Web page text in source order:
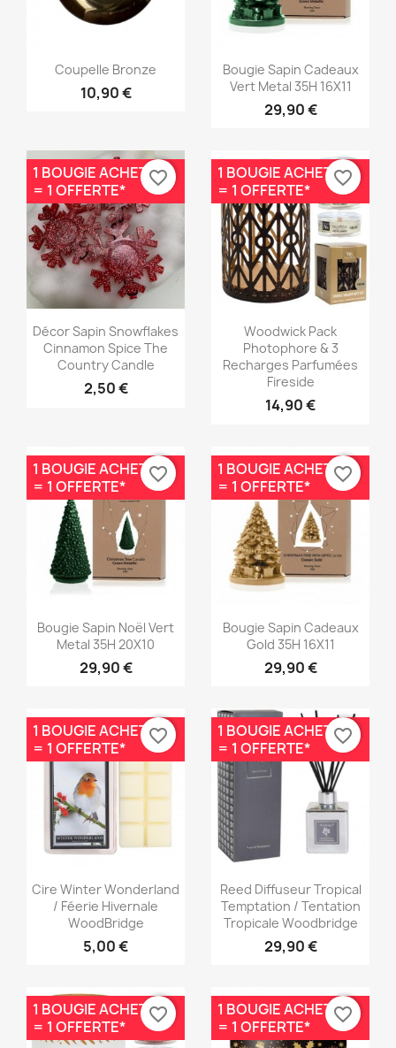
Aperçu rapide
Coupelle Bronze
10,90 €
Aperçu rapide
Bougie Sapin Cadeaux
Vert Metal 35H 16X11
29,90 €
Aperçu rapide
Décor Sapin Snowflakes
Cinnamon Spice The
Country Candle
2,50 €
1 BOUGIE ACHETÉE
= 1 OFFERTE*
favorite_border
Aperçu rapide
Woodwick Pack
Photophore & 3
Recharges Parfumées
Fireside
14,90 €
1 BOUGIE ACHETÉE
= 1 OFFERTE*
favorite_border
Aperçu rapide
Bougie Sapin Noël Vert
Metal 35H 20X10
29,90 €
1 BOUGIE ACHETÉE
= 1 OFFERTE*
favorite_border
Aperçu rapide
Bougie Sapin Cadeaux
Gold 35H 16X11
29,90 €
1 BOUGIE ACHETÉE
= 1 OFFERTE*
favorite_border
Aperçu rapide
Cire Winter Wonderland
/ Féerie Hivernale
WoodBridge
5,00 €
1 BOUGIE ACHETÉE
= 1 OFFERTE*
favorite_border
 Aperçu rapide
Reed Diffuseur Tropical
Temptation / Tentation
Tropicale Woodbridge
29,90 €
1 BOUGIE ACHETÉE
= 1 OFFERTE*
favorite_border
1 BOUGIE ACHETÉE
= 1 OFFERTE*
favorite_border
1 BOUGIE ACHETÉE
= 1 OFFERTE*
favorite_border